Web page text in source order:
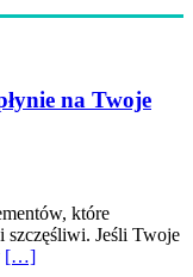
na Twoje
które
szczęśliwi. Jeśli Twoje
[…]